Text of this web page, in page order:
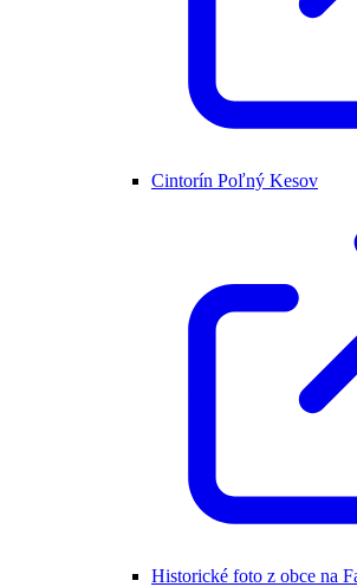
Cintorín Poľný Kesov
Historické foto z obce na